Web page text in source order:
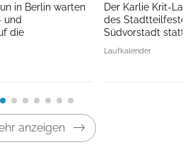
in Berlin warten
und
die
Der Karlie Krit-
des Stadtteilfestes
Südvorstadt statt.
Laufkalender
anzeigen